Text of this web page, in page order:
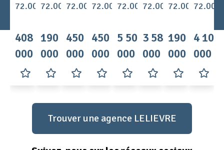
72.003101
408
000 €
72.003007
190
000 €
72.002994
450
000 €
72.003100
450
000 €
72.003055
5 500
000 €
72.002952
3 580
000 €
72.003080
190
000 €
4 100
000 €
Trouver une agence LELIEVRE